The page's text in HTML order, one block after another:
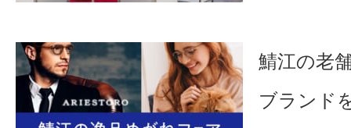
鯖江の老
ブランド